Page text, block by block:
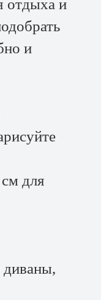
отдыха и
и
для
диваны,